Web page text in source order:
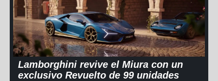
Lamborghini revive el Miura con un
exclusivo Revuelto de 99 unidades